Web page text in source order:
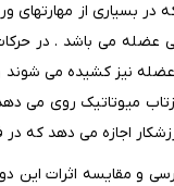
بسیاری از مهارتهای
عضله می باشد . در
نیز کشیده می شوند
میوتاتیک روی می
اجازه می دهد که
و مقایسه اثرات این